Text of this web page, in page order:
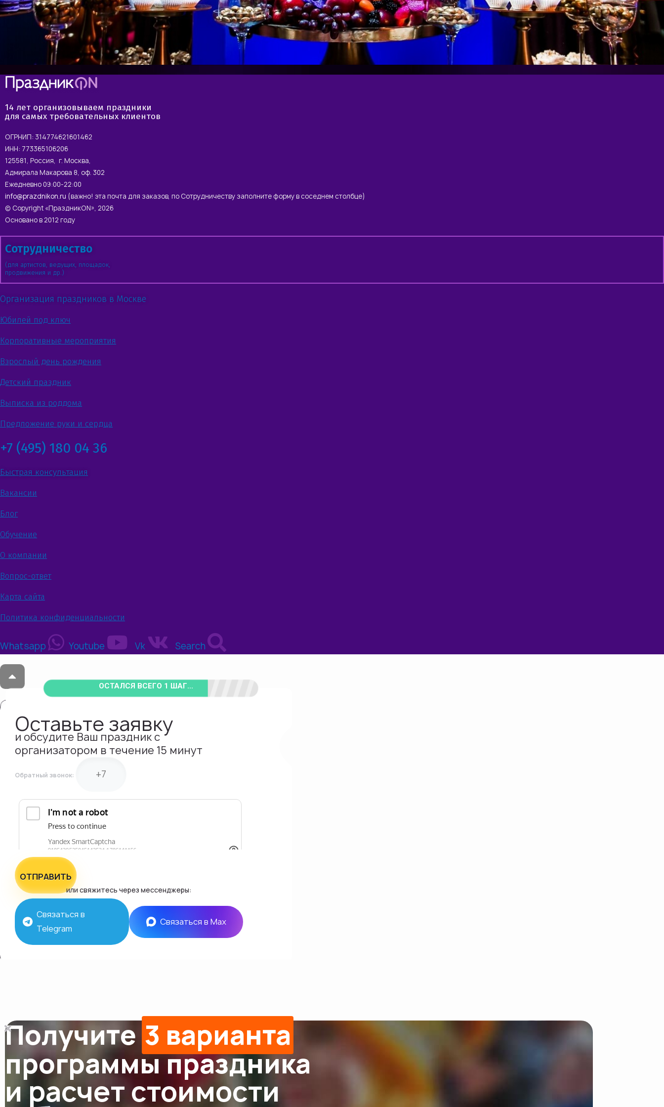
14 лет организовываем праздники
для самых требовательных клиентов
ОГРНИП: 314774621601462
ИНН: 773365106206
125581, Россия, г. Москва,
Адмирала Макарова 8, оф. 302
Ежедневно 09:00-22:00
info@prazdnikon.ru (важно! эта почта для заказов, по Сотрудничеству заполните форму в соседнем столбце)
© Copyright «ПраздникON», 2026
Основано в 2012 году
Сотрудничество
(для артистов, ведущих, площадок,
продвижения и др.)
Организация праздников в Москве
Юбилей под ключ
Корпоративные мероприятия
Взрослый день рождения
Детский праздник
Выписка из роддома
Предложение руки и сердца
+7 (495) 180 04 36
Быстрая консультация
Вакансии
Блог
Обучение
О компании
Вопрос-ответ
Карта сайта
Политика конфиденциальности
Whatsapp Youtube Vk Search
ОСТАЛСЯ ВСЕГО 1 ШАГ...
Оставьте заявку
и обсудите Ваш праздник с
организатором в течение 15 минут
Обратный звонок:
ОТПРАВИТЬ
или свяжитесь через мессенджеры:
Связаться в
Telegram
Связаться в Max
Получите 3 варианта
программы праздника
и расчет стоимости